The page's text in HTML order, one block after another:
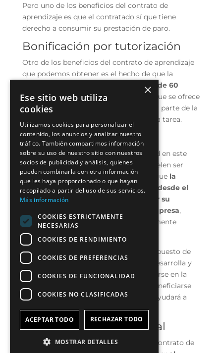
Pero uno de los beneficios del contrato de
aprendizaje es que el contratado sí que tiene
derecho a consumir su prestación de paro.
Bonificación por tutorización
Otro de los beneficios del contrato de aprendizaje
que podemos obtener es el hecho de que la
con una ayuda de 60
euros a 80,gracias a que se entiende que se ofrece
al trabajador una formación teórica por parte de la
empresa, designando un tutor para esta tarea.
Crecimiento mutuo
Como comentábamos con anterioridad en este
artículo, este tipo de contrataciones suelen ser
muy fructíferas para ambas partes, ya quela
empresa puede formar al trabajador desde el
inicio, de esta manera puede adaptar su
formación a las necesidades de la empresa,
logrando un trabajador indefinido altamente
cualificado.
Por el otro lado el joven accederá a un puesto de
trabajo y podrá aprender mientras se desarrolla y
percibe un salario, en caso de no quedarse en la
primera empresa contratante, podrá beneficiarse
igualmente de una experiencia que le ayudará a
entrar a otros procesos de selección.
Crecer en un clima laboral
Finalmente, otro de los beneficios del contrato de
×
Ese sitio web utiliza
cookies
Utilizamos cookies para personalizar el
contenido, los anuncios y analizar nuestro
tráfico. También compartimos información
sobre su uso de nuestro sitio con nuestros
socios de publicidad y análisis, quienes
pueden combinarla con otra información
que les haya proporcionado o que hayan
recopilado a partir del uso de sus servicios.
Más información
COOKIES ESTRICTAMENTE
NECESARIAS
COOKIES DE RENDIMIENTO
COOKIES DE PREFERENCIAS
COOKIES DE FUNCIONALIDAD
COOKIES NO CLASIFICADAS
ACEPTAR TODO RECHAZAR TODO
MOSTRAR DETALLES